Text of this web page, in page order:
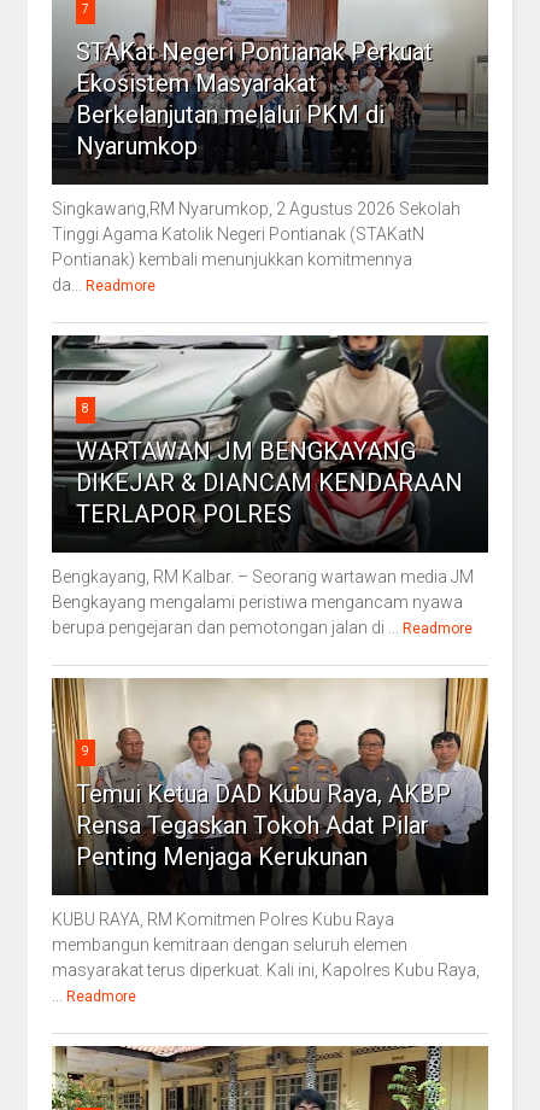
7
STAKat Negeri Pontianak Perkuat
Ekosistem Masyarakat
Berkelanjutan melalui PKM di
Nyarumkop
Singkawang,RM Nyarumkop, 2 Agustus 2026 Sekolah
Tinggi Agama Katolik Negeri Pontianak (STAKatN
Pontianak) kembali menunjukkan komitmennya
da...
Readmore
8
WARTAWAN JM BENGKAYANG
DIKEJAR & DIANCAM KENDARAAN
TERLAPOR POLRES
Bengkayang, RM Kalbar. – Seorang wartawan media JM
Bengkayang mengalami peristiwa mengancam nyawa
berupa pengejaran dan pemotongan jalan di ...
Readmore
9
Temui Ketua DAD Kubu Raya, AKBP
Rensa Tegaskan Tokoh Adat Pilar
Penting Menjaga Kerukunan
KUBU RAYA, RM Komitmen Polres Kubu Raya
membangun kemitraan dengan seluruh elemen
masyarakat terus diperkuat. Kali ini, Kapolres Kubu Raya,
Readmore